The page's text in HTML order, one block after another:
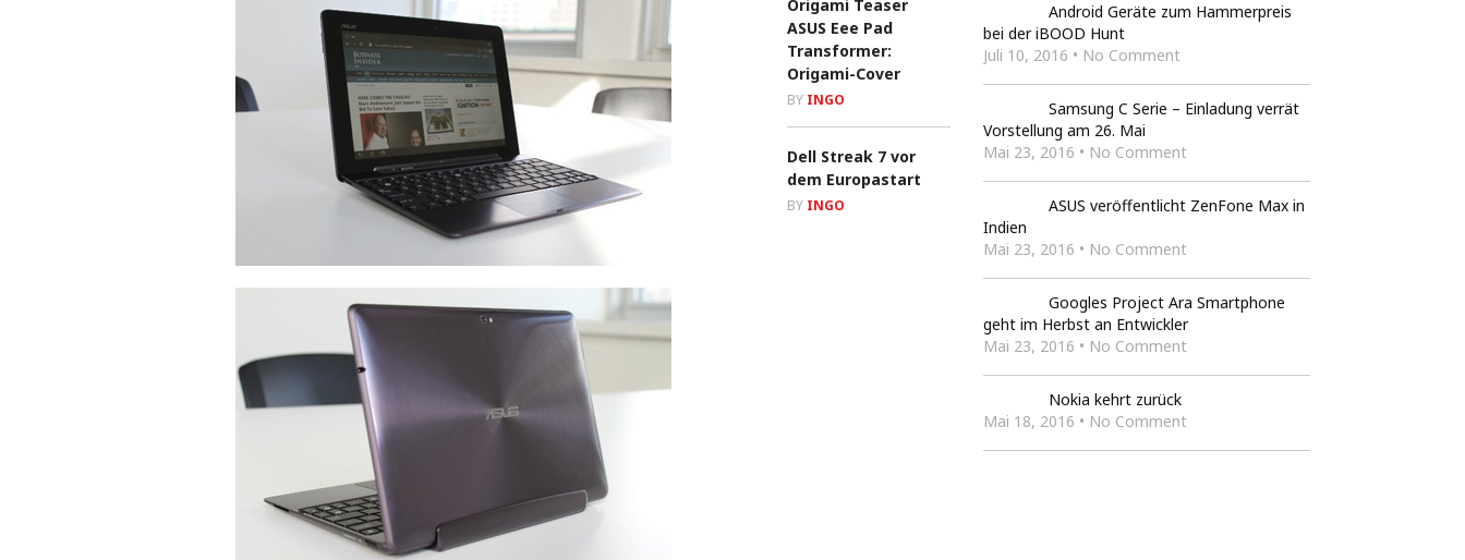
ASUS Eee Pad
Transformer:
Origami-Cover
BY INGO
Dell Streak 7 vor
dem Europastart
BY INGO
Android Geräte zum Hammerpreis
bei der iBOOD Hunt
Juli 10, 2016 • No Comment
Samsung C Serie – Einladung verrät
Vorstellung am 26. Mai
Mai 23, 2016 • No Comment
ASUS veröffentlicht ZenFone Max in
Indien
Mai 23, 2016 • No Comment
Googles Project Ara Smartphone
geht im Herbst an Entwickler
Mai 23, 2016 • No Comment
Nokia kehrt zurück
Mai 18, 2016 • No Comment